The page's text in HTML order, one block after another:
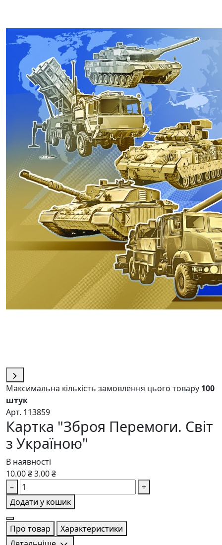
Максимальна кількість замовлення цього товару 100
штук
Арт. 113859
Картка "Зброя Перемоги. Світ
з Україною"
В наявності
10.00 ₴3.00 ₴
–
+
Додати у кошик
Про товар
Характеристики